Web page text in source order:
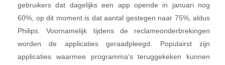
gebruikers dat dagelijks een app opende in januari nog
60%, op dit moment is dat aantal gestegen naar 75%, aldus
Philips. Voornamelijk tijdens de reclameonderbrekingen
worden de applicaties geraadpleegd. Populairst zijn
applicaties waarmee programma's teruggekeken kunnen